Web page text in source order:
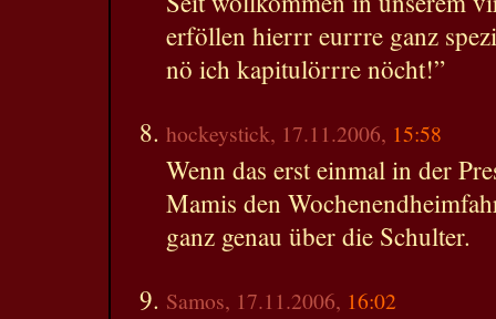
erföllen hierrr eurrre ganz
nö ich kapitulörrre nöcht!”
hockeystick, 17.11.2006, 15:58
Wenn das erst einmal in der
Mamis den
ganz genau über die Schulter.
Samos, 17.11.2006, 16:02